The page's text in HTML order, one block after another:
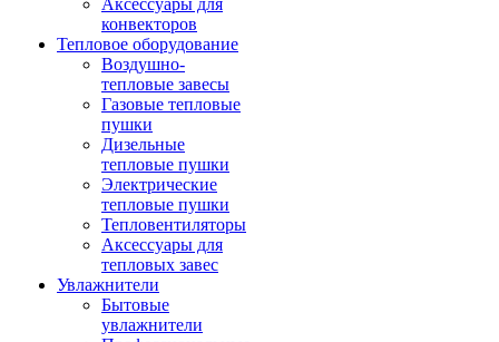
Аксессуары для
конвекторов
Тепловое оборудование
Воздушно-
тепловые завесы
Газовые тепловые
пушки
Дизельные
тепловые пушки
Электрические
тепловые пушки
Тепловентиляторы
Аксессуары для
тепловых завес
Увлажнители
Бытовые
увлажнители